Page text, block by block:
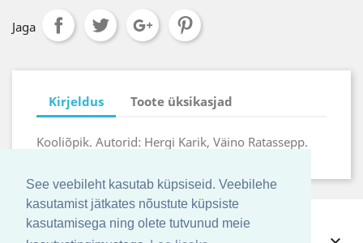
See veebileht kasutab küpsiseid. Veebilehe
kasutamist jätkates nõustute küpsiste
kasutamisega ning olete tutvunud meie
Jaga
Kirjeldus Toote üksikasjad
Kooliõpik. Autorid: Hergi Karik, Väino Ratassepp.